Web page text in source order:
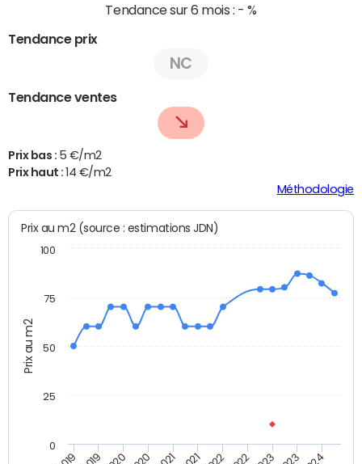
Tendance sur 6 mois : - %
Tendance prix
NC
Tendance ventes
Prix bas : 5 €/m2
Prix haut :14 €/m2
Méthodologie
Prix au m2
Prix au m2 (source : estimations JDN)
0
100
25
50
75